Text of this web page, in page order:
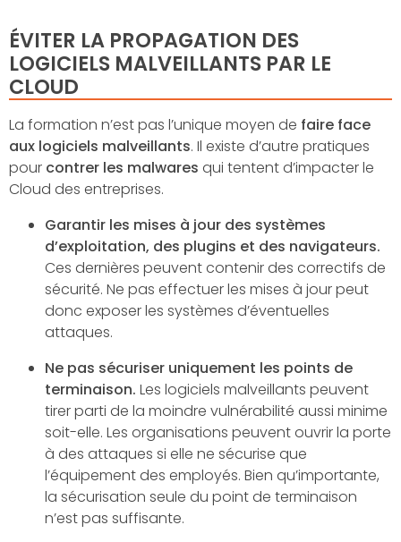
ÉVITER LA PROPAGATION DES
LOGICIELS MALVEILLANTS PAR LE
CLOUD
La formation n’est pas l’unique moyen de faire face
aux logiciels malveillants. Il existe d’autre pratiques
pour contrer les malwares qui tentent d’impacter le
Cloud des entreprises.
Garantir les mises à jour des systèmes
d’exploitation, des plugins et des navigateurs.
Ces dernières peuvent contenir des correctifs de
sécurité. Ne pas effectuer les mises à jour peut
donc exposer les systèmes d’éventuelles
attaques.
Ne pas sécuriser uniquement les points de
terminaison. Les logiciels malveillants peuvent
tirer parti de la moindre vulnérabilité aussi minime
soit-elle. Les organisations peuvent ouvrir la porte
à des attaques si elle ne sécurise que
l’équipement des employés. Bien qu’importante,
la sécurisation seule du point de terminaison
n’est pas suffisante.